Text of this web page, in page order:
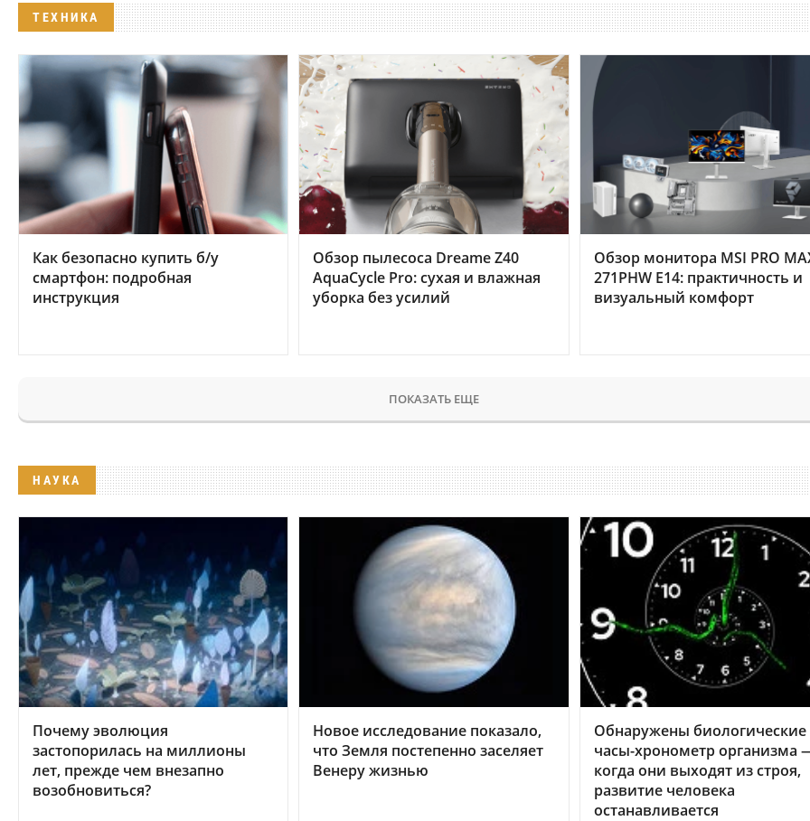
ТЕХНИКА
Как безопасно купить б/у
смартфон: подробная
инструкция
Обзор пылесоса Dreame Z40
AquaCycle Pro: сухая и влажная
уборка без усилий
Обзор монитора MSI PRO
271PHW E14: практичность и
визуальный комфорт
ПОКАЗАТЬ ЕЩЕ
НАУКА
Почему эволюция
застопорилась на миллионы
лет, прежде чем внезапно
возобновиться?
Новое исследование показало,
что Земля постепенно заселяет
Венеру жизнью
Обнаружены биологические
часы-хронометр организма
когда они выходят из строя,
развитие человека
останавливается